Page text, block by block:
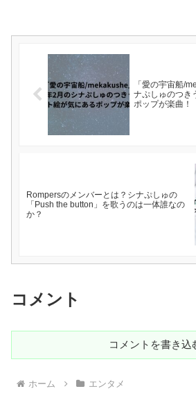
「愛の宇宙船/
ナぷしゅのつき
ポップが楽曲！
Rompersのメンバーとは？シナぷしゅの
「Push the button」を歌うのは一体誰なの
か？
コメント
コメントを書き込
ホーム エンタメ